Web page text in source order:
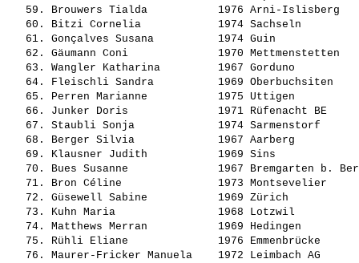
   59.
Brouwers Tialda
1976 Arni-
   60.
Bitzi Cornelia
1974 Sachseln
   61.
Gonçalves Susana
1974 Guin
   62.
Gäumann Coni
1970
   63.
Wangler Katharina
1967 Gorduno
   64.
Fleischli Sandra
1969
   65.
Perren Marianne
1975 Uttigen
   66.
Junker Doris
1971 Rüfenacht
   67.
Staubli Sonja
1974
   68.
Berger Silvia
1967 Aarberg
   69.
Klausner Judith
1969 Sins
   70.
Bues Susanne
1967 Bremgarten
   71.
Bron Céline
1973
   72.
Güsewell Sabine
1969 Zürich
   73.
Kuhn Maria
1968 Lotzwil
   74.
Matthews Merran
1969 Hedingen
   75.
Rühli Eliane
1976
   76.
Maurer-Fricker Manuela
1972 Leimbach